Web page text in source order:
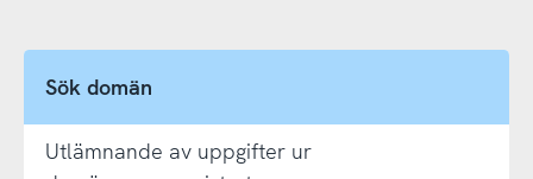
Sök domän
Utlämnande av uppgifter ur